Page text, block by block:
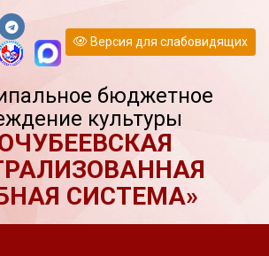
Версия для слабовидящих
бюджетное
культуры
СИСТЕМА»